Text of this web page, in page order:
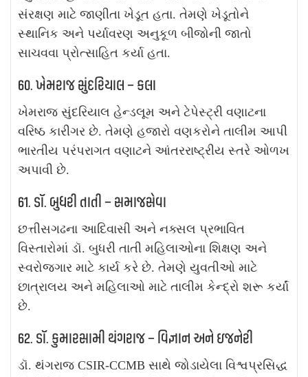
સંરક્ષણ માટે જાણીતા ખેડૂત હતા. તેમણે ખેડૂતોને
સ્થાનિક અને પર્યાવરણ અનુકૂળ બીજોની જાતો
સાચવવા પ્રોત્સાહિત કર્યા હતા.
60. ખેમરાજ સુંદરિયાલ – કલા
ખેમરાજ સુંદરિયાલ હેન્ડલૂમ અને ટેપેસ્ટ્રી વણાટના
વરિષ્ઠ કારીગર છે. તેમણે હજારો વણકરોને તાલીમ આપી
ભારતીય પરંપરાગત વણાટને આંતરરાષ્ટ્રીય સ્તરે ઓળખ
અપાવી છે.
61. ડૉ. બુધરી તાતી – સમાજસેવા
છત્તીસગઢના આદિવાસી અને નક્સલ પ્રભાવિત
વિસ્તારોમાં ડૉ. બુધરી તાતી મહિલાઓના શિક્ષણ અને
સ્વરોજગાર માટે કાર્ય કરે છે. તેમણે યુવતીઓ માટે
છાત્રાલય અને મહિલાઓ માટે તાલીમ કેન્દ્રો શરૂ કર્યાં
છે.
62. ડૉ. કુમારસામી થંગરાજ – વિજ્ઞાન અને ઇજનેરી
ડૉ. થંગરાજ CSIR-CCMB સાથે જોડાયેલા વિશ્વપ્રસિદ્ધ